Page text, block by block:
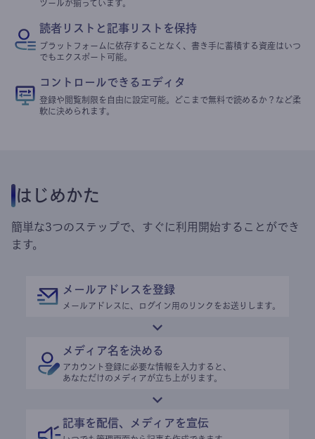
ツールが揃っています。
読者リストと記事リストを保持
プラットフォームに依存することなく、書き手に蓄積する資産はいつ
でもエクスポート可能。
コントロールできるエディタ
登録や閲覧制限を自由に設定可能。どこまで無料で読めるか？など柔
軟に決められます。
はじめかた
簡単な3つのステップで、すぐに利用開始することができ
ます。
メールアドレスを登録
メールアドレスに、ログイン用のリンクをお送りします。
メディア名を決める
アカウント登録に必要な情報を入力すると、
あなただけのメディアが立ち上がります。
記事を配信、メディアを宣伝